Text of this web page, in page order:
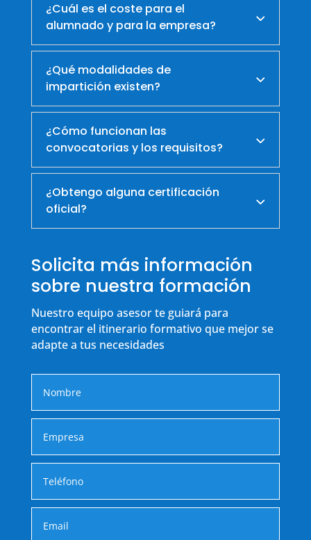
¿Cuál es el coste para el
alumnado y para la empresa?
¿Qué modalidades de
impartición existen?
¿Cómo funcionan las
convocatorias y los requisitos?
¿Obtengo alguna certificación
oficial?
Solicita más información
sobre nuestra formación
Nuestro equipo asesor te guiará para
encontrar el itinerario formativo que mejor se
adapte a tus necesidades